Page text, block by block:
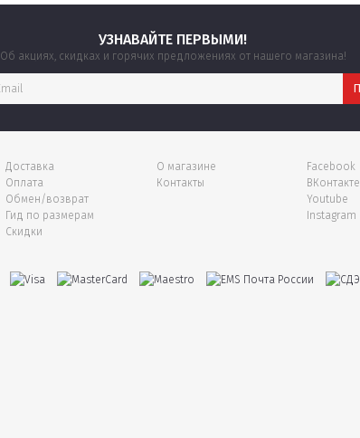
УЗНАВАЙТЕ ПЕРВЫМИ!
Об акциях, скидках и горячих предложениях от нашего магазина!
Доставка
Оплата
Обмен/возврат
Гид по размерам
Скидки
О магазине
Контакты
Facebook
ВКонтакте
Youtube
Instagram